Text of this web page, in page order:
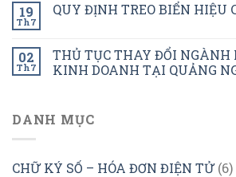
19
Th7
QUY ĐỊNH TREO BIỂN HIỆU
02
Th7
THỦ TỤC THAY ĐỔI NGÀNH
KINH DOANH TẠI QUẢNG
DANH MỤC
CHỮ KÝ SỐ – HÓA ĐƠN ĐIỆN TỬ(6)